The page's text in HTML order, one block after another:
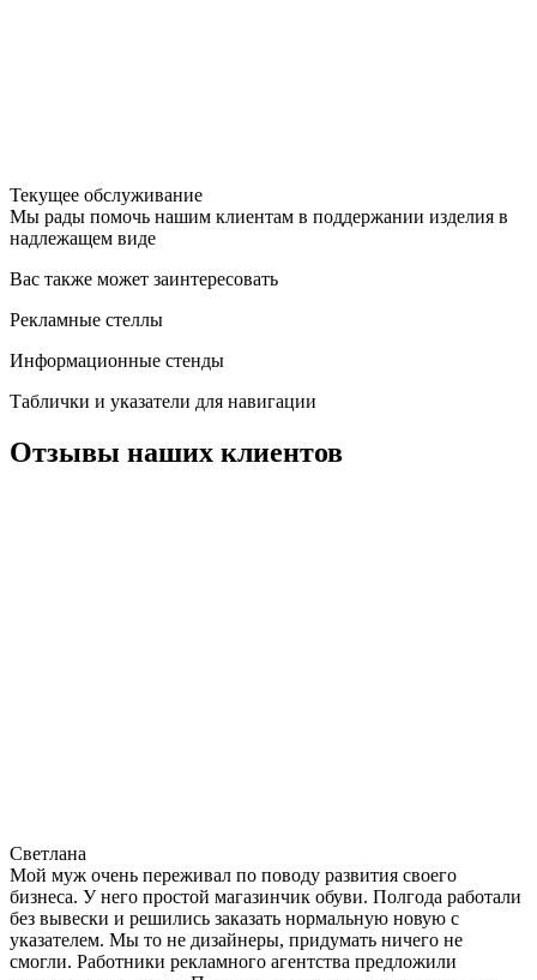
Текущее обслуживание
Мы рады помочь нашим клиентам в поддержании изделия в
надлежащем виде
Вас также может заинтересовать
Рекламные стеллы
Информационные стенды
Таблички и указатели для навигации
Отзывы наших клиентов
Светлана
Мой муж очень переживал по поводу развития своего
бизнеса. У него простой магазинчик обуви. Полгода работали
без вывески и решились заказать нормальную новую с
указателем. Мы то не дизайнеры, придумать ничего не
смогли. Работники рекламного агентства предложили